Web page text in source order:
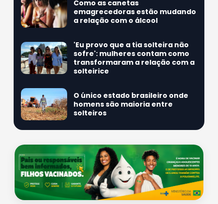
Como as canetas
emagrecedoras estão mudando
a relação com o álcool
'Eu provo que a tia solteira não
sofre': mulheres contam como
transformaram a relação com a
solteirice
O único estado brasileiro onde
homens são maioria entre
solteiros